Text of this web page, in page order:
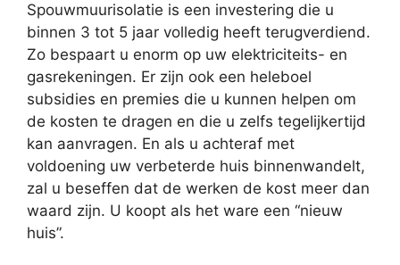
Spouwmuurisolatie is een investering die u
binnen 3 tot 5 jaar volledig heeft terugverdiend.
Zo bespaart u enorm op uw elektriciteits- en
gasrekeningen. Er zijn ook een heleboel
subsidies en premies die u kunnen helpen om
de kosten te dragen en die u zelfs tegelijkertijd
kan aanvragen. En als u achteraf met
voldoening uw verbeterde huis binnenwandelt,
zal u beseffen dat de werken de kost meer dan
waard zijn. U koopt als het ware een “nieuw
huis”.